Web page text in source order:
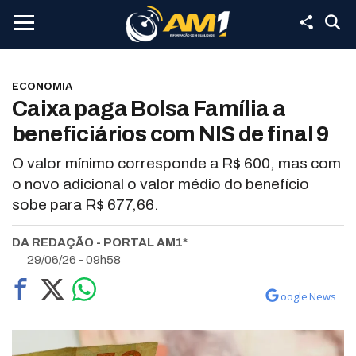
ECONOMIA
Caixa paga Bolsa Família a
beneficiários com NIS de final 9
O valor mínimo corresponde a R$ 600, mas com
o novo adicional o valor médio do benefício
sobe para R$ 677,66.
DA REDAÇÃO - PORTAL AM1*
29/06/26 - 09h58
oogle News